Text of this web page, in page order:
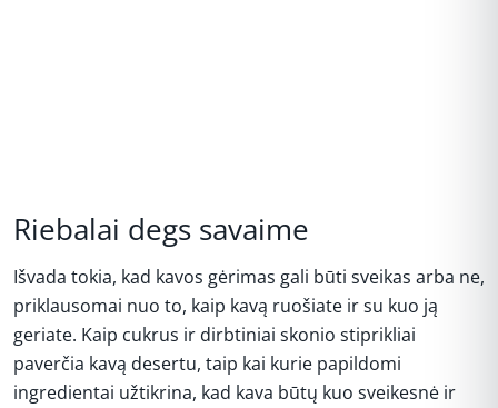
Riebalai degs savaime
Išvada tokia, kad kavos gėrimas gali būti sveikas arba ne,
priklausomai nuo to, kaip kavą ruošiate ir su kuo ją
geriate. Kaip cukrus ir dirbtiniai skonio stiprikliai
paverčia kavą desertu, taip kai kurie papildomi
ingredientai užtikrina, kad kava būtų kuo sveikesnė ir